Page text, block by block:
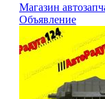
Магазин
Объявление